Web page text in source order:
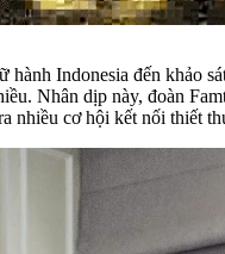
Indonesia đến khảo
Nhân dịp này, đoàn
nhiều cơ hội kết nối thiết